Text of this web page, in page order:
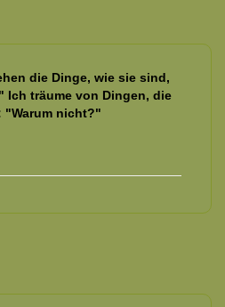
die Dinge, wie sie sind,
Ich träume von Dingen, die
"Warum nicht?"